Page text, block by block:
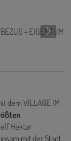
dem VILLAGE IM
Hektar
mit der Stadt